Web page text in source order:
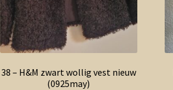
38 – H&M zwart wollig vest nieuw
(0925may)